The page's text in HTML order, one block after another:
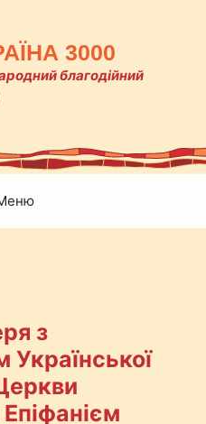
3000
благодійний
з